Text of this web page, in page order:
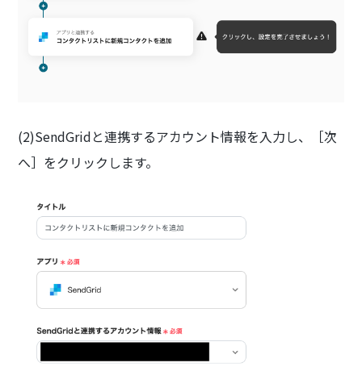
(2)SendGridと連携するアカウント情報を入力し、［次
へ］をクリックします。